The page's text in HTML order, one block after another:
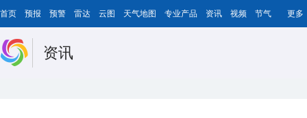
首页 预报 预警 雷达 云图 天气地图 专业产品 资讯 视频 节气 更多
资讯